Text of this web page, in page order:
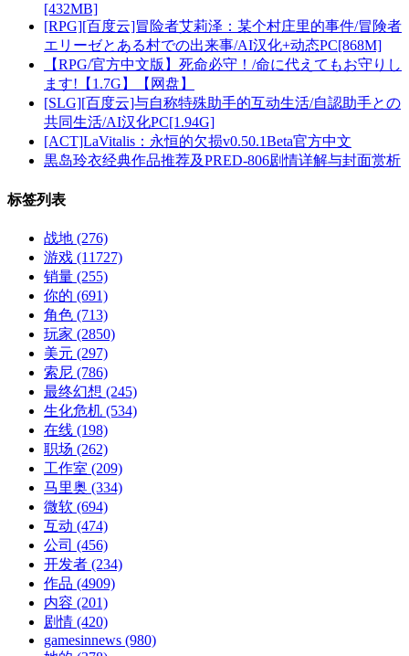
[432MB]
[RPG][百度云]冒险者艾莉泽：某个村庄里的事件/冒険者
エリーゼとある村での出来事/AI汉化+动态PC[868M]
【RPG/官方中文版】死命必守！/命に代えてもお守りし
ます!【1.7G】【网盘】
[SLG][百度云]与自称特殊助手的互动生活/自認助手との
共同生活/AI汉化PC[1.94G]
[ACT]LaVitalis：永恒的欠损v0.50.1Beta官方中文
黒岛玲衣经典作品推荐及PRED-806剧情详解与封面赏析
标签列表
战地 (276)
游戏 (11727)
销量 (255)
你的 (691)
角色 (713)
玩家 (2850)
美元 (297)
索尼 (786)
最终幻想 (245)
生化危机 (534)
在线 (198)
职场 (262)
工作室 (209)
马里奥 (334)
微软 (694)
互动 (474)
公司 (456)
开发者 (234)
作品 (4909)
内容 (201)
剧情 (420)
gamesinnews (980)